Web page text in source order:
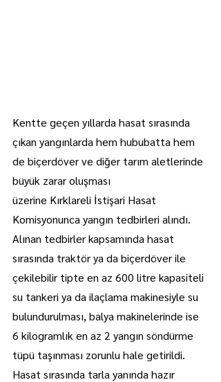
Kentte geçen yıllarda hasat sırasında
çıkan yangınlarda hem hububatta hem
de biçerdöver ve diğer tarım aletlerinde
büyük zarar oluşması
üzerine Kırklareli İstişari Hasat
Komisyonunca yangın tedbirleri alındı.
Alınan tedbirler kapsamında hasat
sırasında traktör ya da biçerdöver ile
çekilebilir tipte en az 600 litre kapasiteli
su tankeri ya da ilaçlama makinesiyle su
bulundurulması, balya makinelerinde ise
6 kilogramlık en az 2 yangın söndürme
tüpü taşınması zorunlu hale getirildi.
Hasat sırasında tarla yanında hazır